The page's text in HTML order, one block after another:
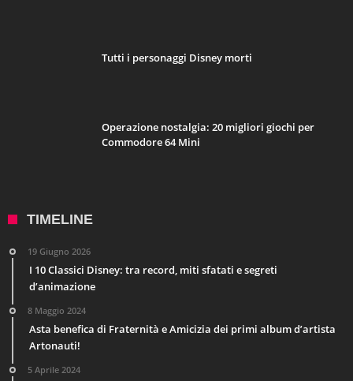
Tutti i personaggi Disney morti
Operazione nostalgia: 20 migliori giochi per
Commodore 64 Mini
TIMELINE
19 Giugno 2026
I 10 Classici Disney: tra record, miti sfatati e segreti
d’animazione
8 Maggio 2024
Asta benefica di Fraternità e Amicizia dei primi album d’artista
Artonauti!
5 Aprile 2024